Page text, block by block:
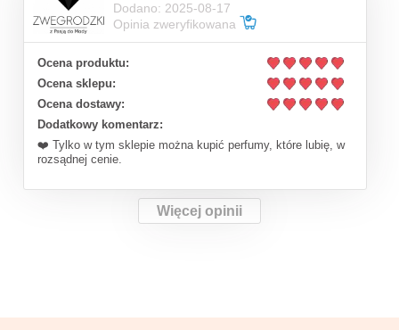
Dodano: 2025-08-17
Opinia zweryfikowana
Ocena produktu:
Ocena sklepu:
Ocena dostawy:
Dodatkowy komentarz:
❤️ Tylko w tym sklepie można kupić perfumy, które lubię, w
rozsądnej cenie.
Więcej opinii